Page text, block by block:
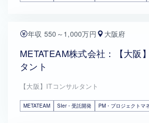
年収 550～1,000万円 大阪府
METATEAM株式会社：【大阪
タント
【大阪】ITコンサルタント
METATEAM SIer・受託開発 PM・プロジェクトマ